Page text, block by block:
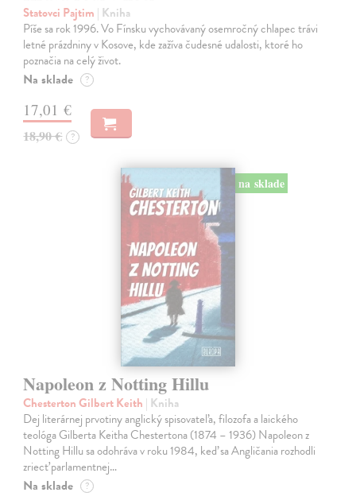
Statovci Pajtim | Kniha
Píše sa rok 1996. Vo Fínsku vychovávaný osemročný chlapec trávi
letné prázdniny v Kosove, kde zažíva čudesné udalosti, ktoré ho
poznačia na celý život.
Na sklade ?
17,01 €
18,90 € ?
na sklade
Napoleon z Notting Hillu
Chesterton Gilbert Keith | Kniha
Dej literárnej prvotiny anglický spisovateľa, filozofa a laického
teológa Gilberta Keitha Chestertona (1874 – 1936) Napoleon z
Notting Hillu sa odohráva v roku 1984, keď sa Angličania rozhodli
zriecť parlamentnej…
Na sklade ?